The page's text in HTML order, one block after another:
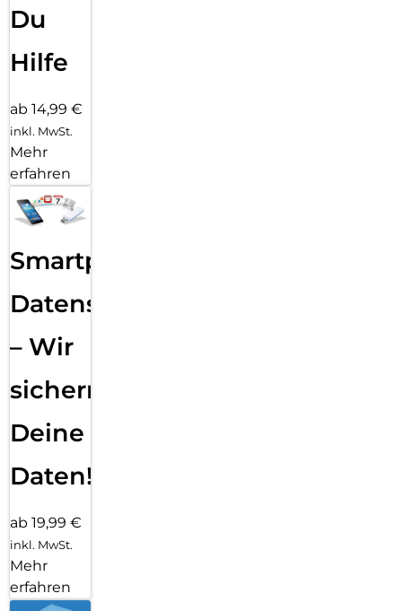
Du
Hilfe
ab 14,99 €
inkl. MwSt.
Mehr
erfahren
Smartphone
Datensicherung
– Wir
sichern
Deine
Daten!
ab 19,99 €
inkl. MwSt.
Mehr
erfahren